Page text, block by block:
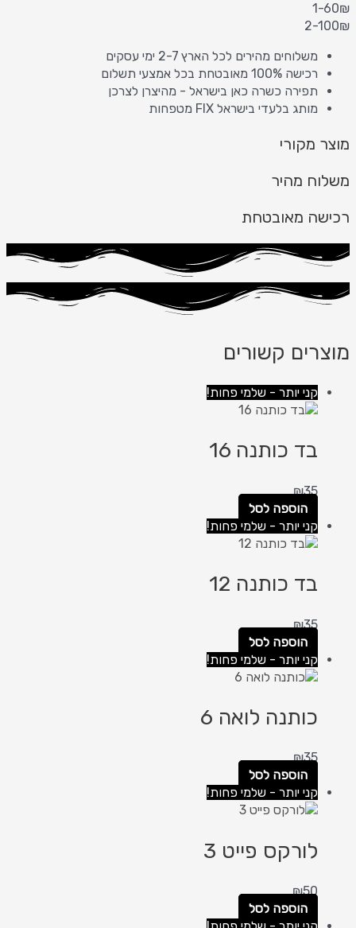
1-60₪
2-100₪
משלוחים מהירים לכל הארץ 2-7 ימי עסקים
רכישה 100% מאובטחת בכל אמצעי תשלום
תפירה כשרה כאן בישראל - מהיצרן לצרכן
מותג בלעדי בישראל FIX מטפחות
מוצר מקורי
משלוח מהיר
רכישה מאובטחת
מוצרים קשורים
קני יותר - שלמי פחות!
בד כותנה 16
₪35
הוספה לסל
קני יותר - שלמי פחות!
בד כותנה 12
₪35
הוספה לסל
קני יותר - שלמי פחות!
כותנה לואה 6
₪35
הוספה לסל
קני יותר - שלמי פחות!
לורקס פייט 3
₪50
הוספה לסל